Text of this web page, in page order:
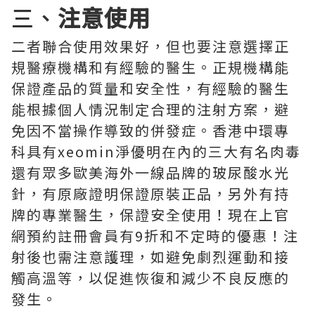
三、 注意使用
二者聯合使用效果好，但也要注意選擇正
規醫療機構和有經驗的醫生。正規機構能
保證產品的質量和安全性，有經驗的醫生
能根據個人情況制定合理的注射方案，避
免因不當操作導致的併發症。香港中環專
科具有xeomin淨優明在內的三大有名肉毒
還有眾多歐美海外一線品牌的玻尿酸水光
針，有原廠證明保證原裝正品，另外有持
牌的專業醫生，保證安全使用！現在上官
網預約註冊會員有9折和不定時的優惠！注
射後也需注意護理，如避免劇烈運動和接
觸高溫等，以促進恢復和減少不良反應的
發生。